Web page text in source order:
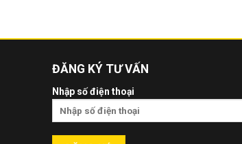
ĐĂNG KÝ TƯ VẤN
Nhập số điện thoại